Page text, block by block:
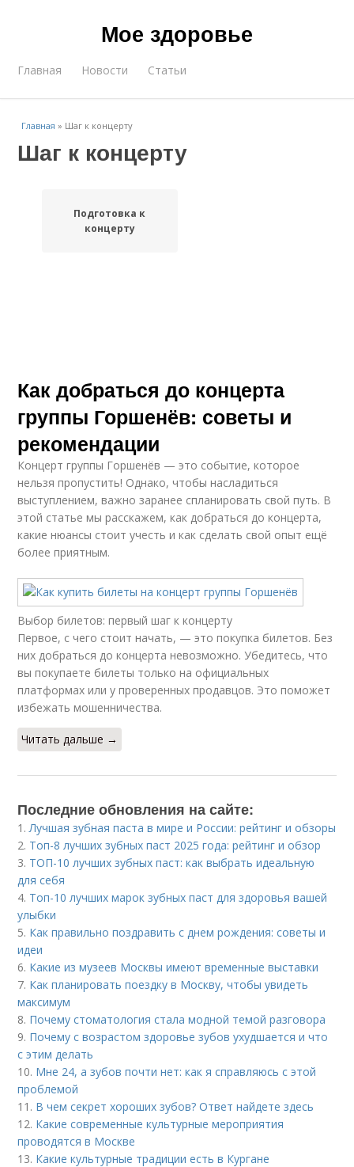
Мое здоровье
Главная Новости Статьи
Главная » Шаг к концерту
Шаг к концерту
Подготовка к
концерту
Как добраться до концерта
группы Горшенёв: советы и
рекомендации
Концерт группы Горшенёв — это событие, которое
нельзя пропустить! Однако, чтобы насладиться
выступлением, важно заранее спланировать свой путь. В
этой статье мы расскажем, как добраться до концерта,
какие нюансы стоит учесть и как сделать свой опыт ещё
более приятным.
Выбор билетов: первый шаг к концерту
Первое, с чего стоит начать, — это покупка билетов. Без
них добраться до концерта невозможно. Убедитесь, что
вы покупаете билеты только на официальных
платформах или у проверенных продавцов. Это поможет
избежать мошенничества.
Читать дальше →
Последние обновления на сайте:
1.Лучшая зубная паста в мире и России: рейтинг и обзоры
2. Топ-8 лучших зубных паст 2025 года: рейтинг и обзор
3. ТОП-10 лучших зубных паст: как выбрать идеальную
для себя
4. Топ-10 лучших марок зубных паст для здоровья вашей
улыбки
5. Как правильно поздравить с днем рождения: советы и
идеи
6. Какие из музеев Москвы имеют временные выставки
7. Как планировать поездку в Москву, чтобы увидеть
максимум
8. Почему стоматология стала модной темой разговора
9. Почему с возрастом здоровье зубов ухудшается и что
с этим делать
10. Мне 24, а зубов почти нет: как я справляюсь с этой
проблемой
11. В чем секрет хороших зубов? Ответ найдете здесь
12. Какие современные культурные мероприятия
проводятся в Москве
13. Какие культурные традиции есть в Кургане